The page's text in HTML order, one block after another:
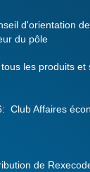
d'orientation
du pôle
les produits et
Club Affaires
de